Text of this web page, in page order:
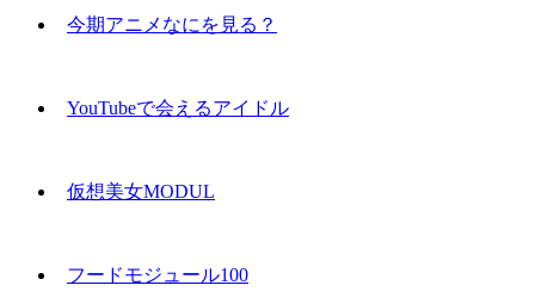
今期アニメなにを見る？
YouTubeで会えるアイドル
仮想美女MODUL
フードモジュール100